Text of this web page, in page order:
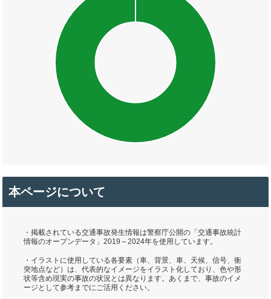
本ページについて
・掲載されている交通事故発生情報は警察庁公開の「交通事故統計
情報のオープンデータ」2019～2024年を使用しています。
・イラストに使用している各要素（車、背景、車、天候、信号、衝
突地点など）は、代表的なイメージをイラスト化しており、色や形
状等含め現実の事故の状況とは異なります。あくまで、事故のイメ
ージとして参考までにご活用ください。